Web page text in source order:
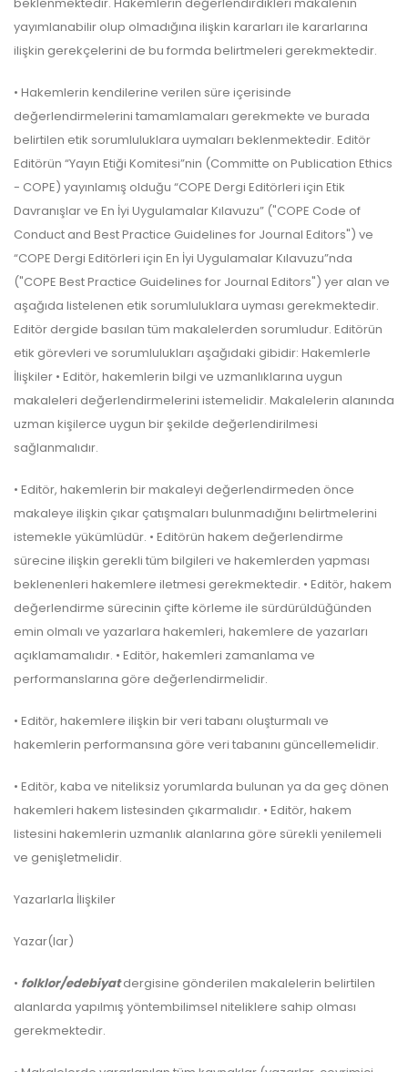
yayımlanabilir olup olmadığına ilişkin kararları ile kararlarına
ilişkin gerekçelerini de bu formda belirtmeleri gerekmektedir.
• Hakemlerin kendilerine verilen süre içerisinde
değerlendirmelerini tamamlamaları gerekmekte ve burada
belirtilen etik sorumluluklara uymaları beklenmektedir. Editör
Editörün “Yayın Etiği Komitesi”nin (Committe on Publication Ethics
- COPE) yayınlamış olduğu “COPE Dergi Editörleri için Etik
Davranışlar ve En İyi Uygulamalar Kılavuzu” ("COPE Code of
Conduct and Best Practice Guidelines for Journal Editors") ve
“COPE Dergi Editörleri için En İyi Uygulamalar Kılavuzu”nda
("COPE Best Practice Guidelines for Journal Editors") yer alan ve
aşağıda listelenen etik sorumluluklara uyması gerekmektedir.
Editör dergide basılan tüm makalelerden sorumludur. Editörün
etik görevleri ve sorumlulukları aşağıdaki gibidir: Hakemlerle
İlişkiler • Editör, hakemlerin bilgi ve uzmanlıklarına uygun
makaleleri değerlendirmelerini istemelidir. Makalelerin alanında
uzman kişilerce uygun bir şekilde değerlendirilmesi
sağlanmalıdır.
• Editör, hakemlerin bir makaleyi değerlendirmeden önce
makaleye ilişkin çıkar çatışmaları bulunmadığını belirtmelerini
istemekle yükümlüdür. • Editörün hakem değerlendirme
sürecine ilişkin gerekli tüm bilgileri ve hakemlerden yapması
beklenenleri hakemlere iletmesi gerekmektedir. • Editör, hakem
değerlendirme sürecinin çifte körleme ile sürdürüldüğünden
emin olmalı ve yazarlara hakemleri, hakemlere de yazarları
açıklamamalıdır. • Editör, hakemleri zamanlama ve
performanslarına göre değerlendirmelidir.
• Editör, hakemlere ilişkin bir veri tabanı oluşturmalı ve
hakemlerin performansına göre veri tabanını güncellemelidir.
• Editör, kaba ve niteliksiz yorumlarda bulunan ya da geç dönen
hakemleri hakem listesinden çıkarmalıdır. • Editör, hakem
listesini hakemlerin uzmanlık alanlarına göre sürekli yenilemeli
ve genişletmelidir.
Yazarlarla İlişkiler
Yazar(lar)
• folklor/edebiyatdergisine gönderilen makalelerin belirtilen
alanlarda yapılmış yöntembilimsel niteliklere sahip olması
gerekmektedir.